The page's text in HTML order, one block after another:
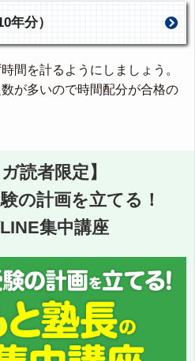
年分）
間を計るようにしましょう。
が多いので時間配分が合格の
読者限定】
の計画を立てる！
集中講座